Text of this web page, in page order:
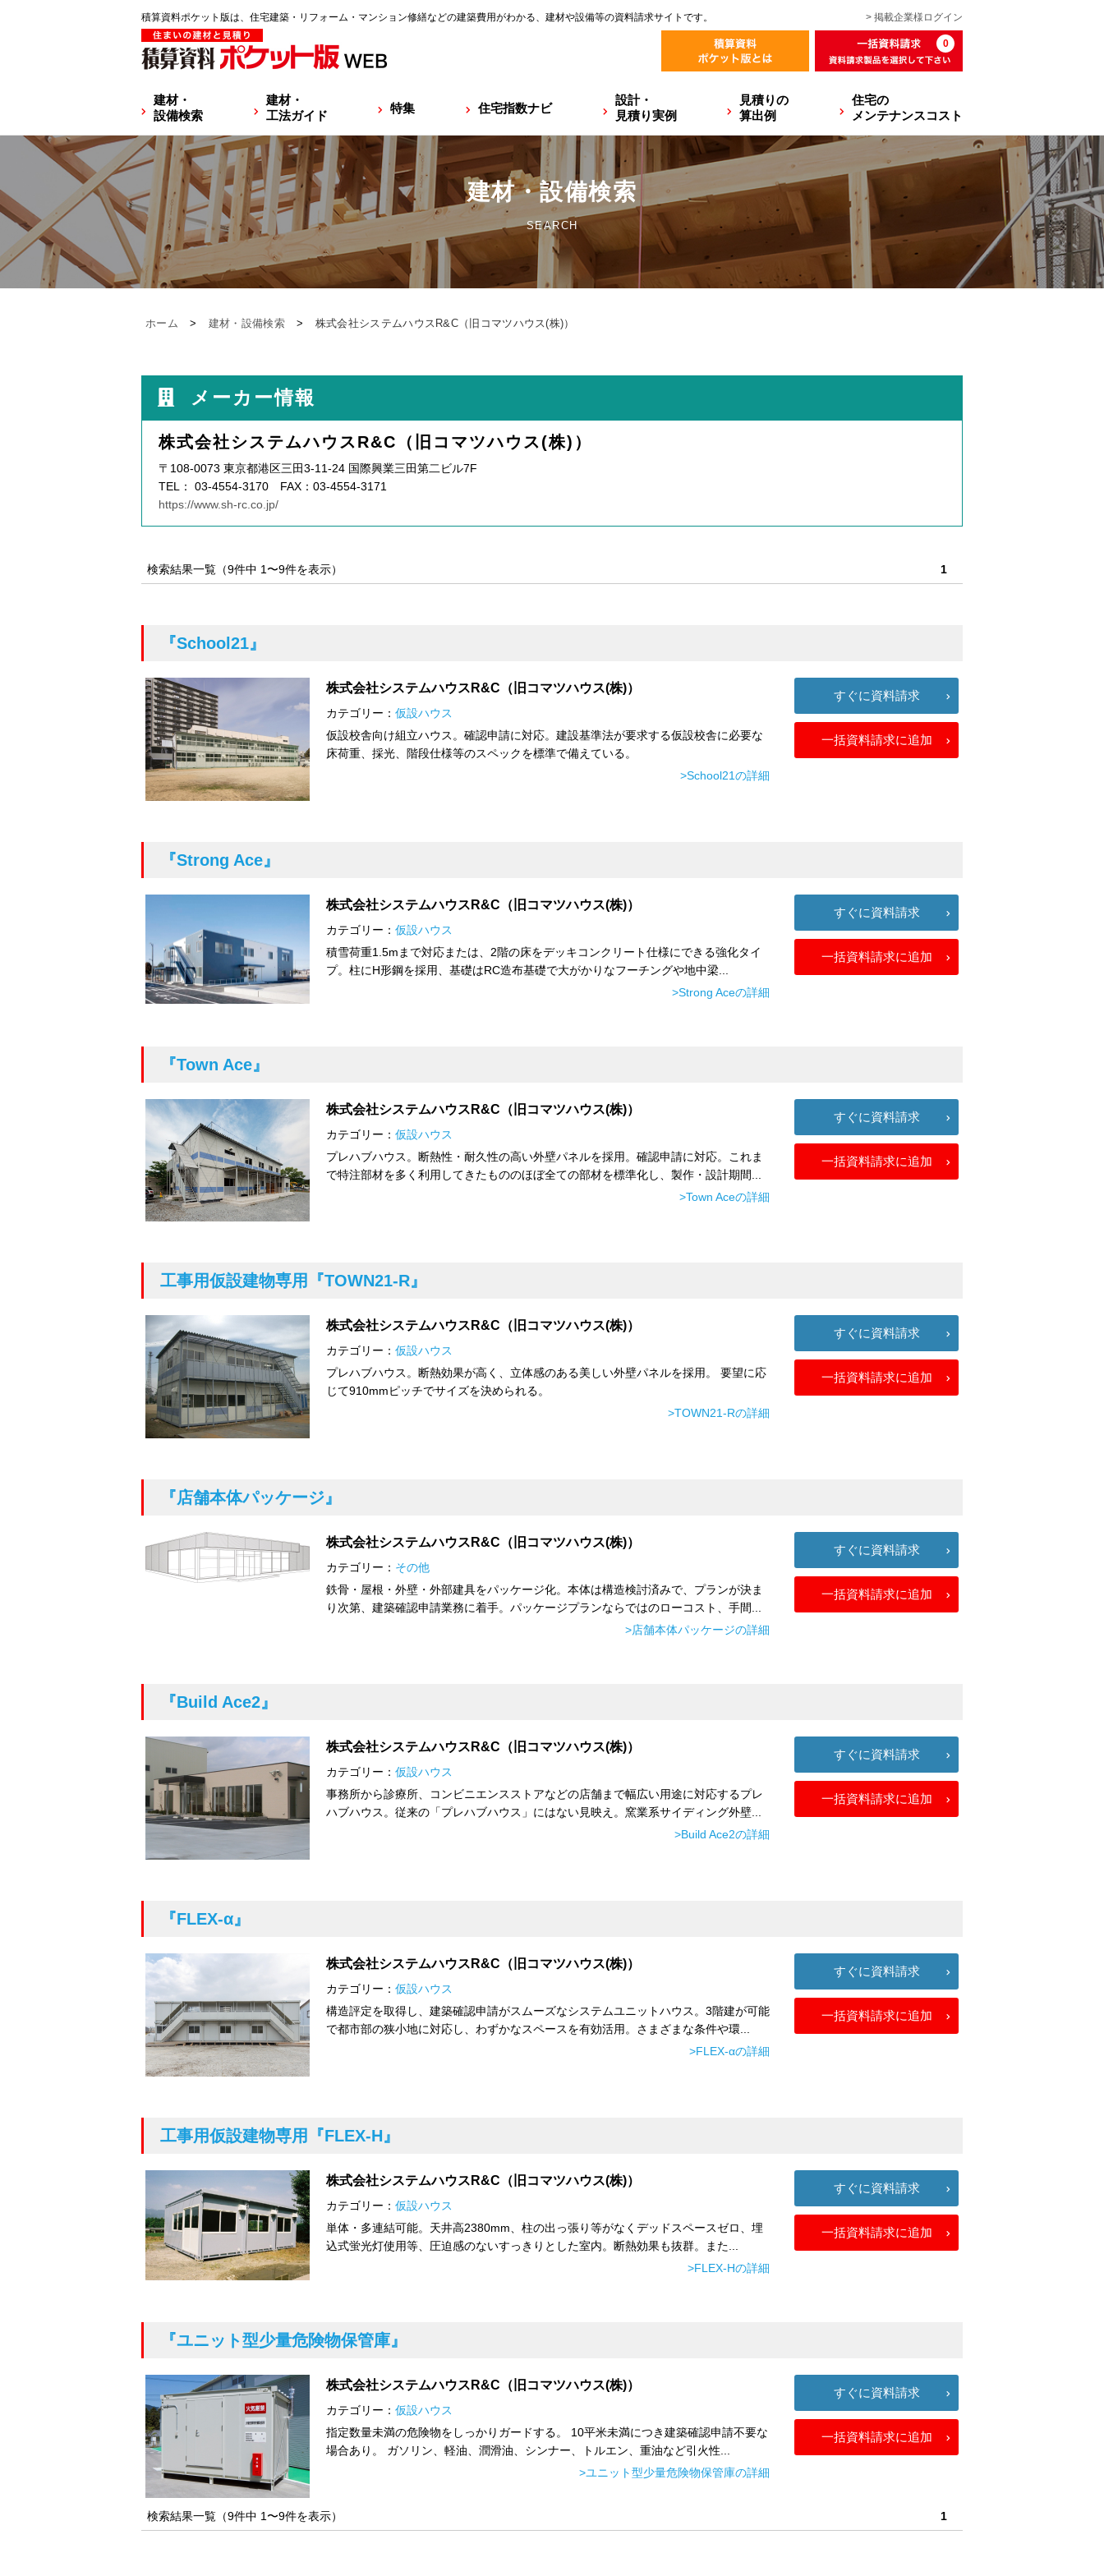
積算資料ポケット版は、住宅建築・リフォーム・マンション修繕などの建築費用がわかる、建材や設備等の資料請求サイトです。 > 掲載企業様 ログイン
0
建材・
設備検索
建材・
工法ガイド
特集 住宅指数ナビ
設計・
見積り実例
見積りの
算出例
住宅の
メンテナンスコスト
建材・設備検索
SEARCH
ホーム > 建材・設備検索 > 株式会社システムハウスR&C（旧コマツハウス(株)）
メーカー情報
株式会社システムハウスR&C（旧コマツハウス(株)）
〒108-0073 東京都港区三田3-11-24 国際興業三田第二ビル7F
TEL： 03-4554-3170 FAX：03-4554-3171
https://www.sh-rc.co.jp/
検索結果一覧（9件中 1〜9件を表示） 1
『School21』
株式会社システムハウスR&C（旧コマツハウス(株)）
カテゴリー： 仮設ハウス
仮設校舎向け組立ハウス。確認申請に対応。建設基準法が要求する仮設校舎に必要な
床荷重、採光、階段仕様等のスペックを標準で備えている。
>School21の詳細
すぐに資料請求
一括資料請求に追加
『Strong Ace』
株式会社システムハウスR&C（旧コマツハウス(株)）
カテゴリー： 仮設ハウス
積雪荷重1.5mまで対応または、2階の床をデッキコンクリート仕様にできる強化タイ
プ。柱にH形鋼を採用、基礎はRC造布基礎で大がかりなフーチングや地中梁...
>Strong Aceの詳細
すぐに資料請求
一括資料請求に追加
『Town Ace』
株式会社システムハウスR&C（旧コマツハウス(株)）
カテゴリー： 仮設ハウス
プレハブハウス。断熱性・耐久性の高い外壁パネルを採用。確認申請に対応。これま
で特注部材を多く利用してきたもののほぼ全ての部材を標準化し、製作・設計期間...
>Town Aceの詳細
すぐに資料請求
一括資料請求に追加
工事用仮設建物専用 『TOWN21-R』
株式会社システムハウスR&C（旧コマツハウス(株)）
カテゴリー： 仮設ハウス
プレハブハウス。断熱効果が高く、立体感のある美しい外壁パネルを採用。 要望に応
じて910mmピッチでサイズを決められる。
>TOWN21-Rの詳細
すぐに資料請求
一括資料請求に追加
『店舗本体パッケージ』
株式会社システムハウスR&C（旧コマツハウス(株)）
カテゴリー： その他
鉄骨・屋根・外壁・外部建具をパッケージ化。本体は構造検討済みで、プランが決ま
り次第、建築確認申請業務に着手。パッケージプランならではのローコスト、手間...
>店舗本体パッケージの詳細
すぐに資料請求
一括資料請求に追加
『Build Ace2』
株式会社システムハウスR&C（旧コマツハウス(株)）
カテゴリー： 仮設ハウス
事務所から診療所、コンビニエンスストアなどの店舗まで幅広い用途に対応するプレ
ハブハウス。従来の「プレハブハウス」にはない見映え。窯業系サイディング外壁...
>Build Ace2の詳細
すぐに資料請求
一括資料請求に追加
『FLEX-α』
株式会社システムハウスR&C（旧コマツハウス(株)）
カテゴリー： 仮設ハウス
構造評定を取得し、建築確認申請がスムーズなシステムユニットハウス。3階建が可能
で都市部の狭小地に対応し、わずかなスペースを有効活用。さまざまな条件や環...
>FLEX-αの詳細
すぐに資料請求
一括資料請求に追加
工事用仮設建物専用 『FLEX-H』
株式会社システムハウスR&C（旧コマツハウス(株)）
カテゴリー： 仮設ハウス
単体・多連結可能。天井高2380mm、柱の出っ張り等がなくデッドスペースゼロ、埋
込式蛍光灯使用等、圧迫感のないすっきりとした室内。断熱効果も抜群。また...
>FLEX-Hの詳細
すぐに資料請求
一括資料請求に追加
『ユニット型少量危険物保管庫』
株式会社システムハウスR&C（旧コマツハウス(株)）
カテゴリー： 仮設ハウス
指定数量未満の危険物をしっかりガードする。 10平米未満につき建築確認申請不要な
場合あり。 ガソリン、軽油、潤滑油、シンナー、トルエン、重油など引火性...
>ユニット型少量危険物保管庫の詳細
すぐに資料請求
一括資料請求に追加
検索結果一覧（9件中 1〜9件を表示） 1